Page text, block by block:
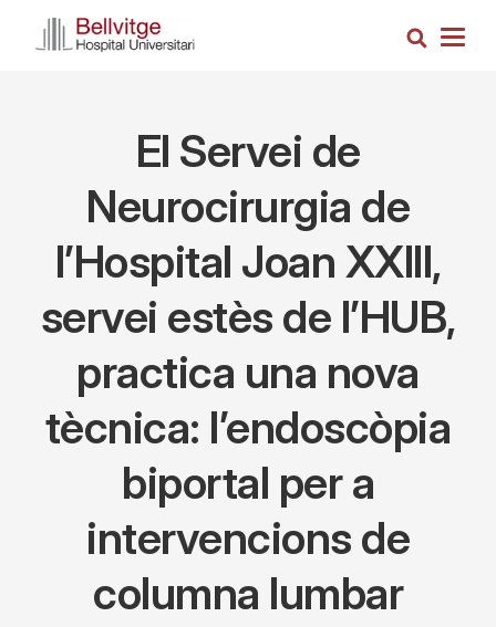
Cerca
El Servei de
Neurocirurgia de
l’Hospital Joan XXIII,
servei estès de l’HUB,
practica una nova
tècnica: l’endoscòpia
biportal per a
intervencions de
columna lumbar